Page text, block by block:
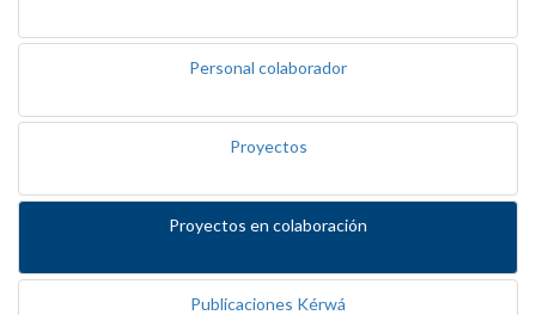
Personal colaborador
Proyectos
Proyectos en colaboración
Publicaciones Kérwá